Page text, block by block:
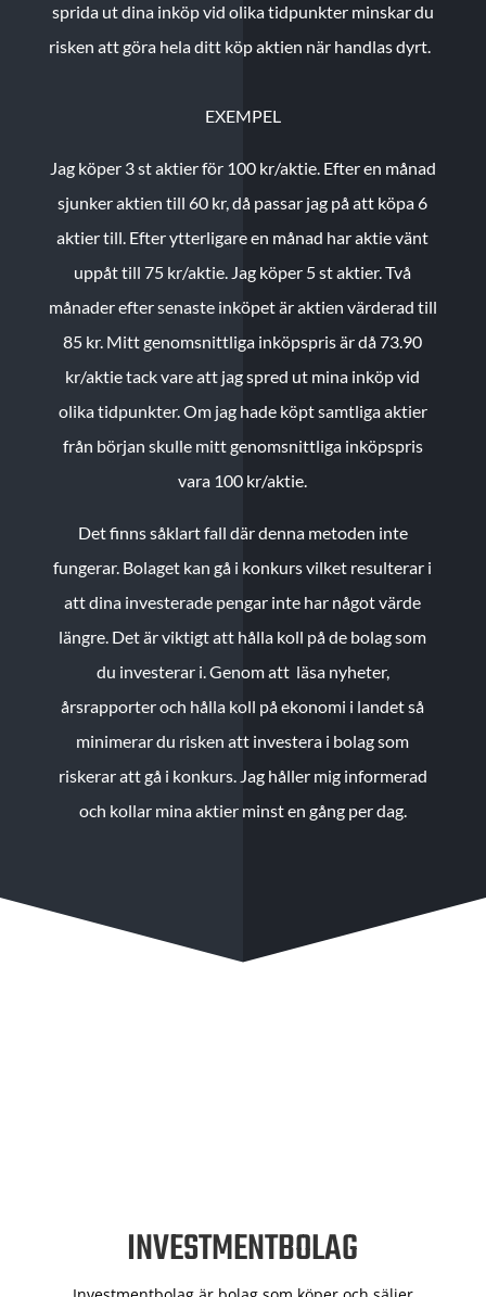
sprida ut dina inköp vid olika tidpunkter minskar du
risken att göra hela ditt köp aktien när handlas dyrt.
EXEMPEL
Jag köper 3 st aktier för 100 kr/aktie. Efter en månad
sjunker aktien till 60 kr, då passar jag på att köpa 6
aktier till. Efter ytterligare en månad har aktie vänt
uppåt till 75 kr/aktie. Jag köper 5 st aktier.Två
månader efter senaste inköpet är aktien värderad till
85 kr. Mitt genomsnittliga inköpspris är då 73.90
kr/aktie tack vare att jag spred ut mina inköp vid
olika tidpunkter. Om jag hade köpt samtliga aktier
från början skulle mitt genomsnittliga inköpspris
vara 100 kr/aktie.
Det finns såklart fall där denna metoden inte
fungerar. Bolaget kan gå i konkurs vilket resulterar i
att dina investerade pengar inte har något värde
längre. Det är viktigt att hålla koll på de bolag som
du investerar i. Genom att läsa nyheter,
årsrapporter och hålla koll på ekonomi i landet så
minimerar du risken att investera i bolag som
riskerar att gå i konkurs. Jag håller mig informerad
och kollar mina aktier minst en gång per dag.
INVESTMENTBOLAG